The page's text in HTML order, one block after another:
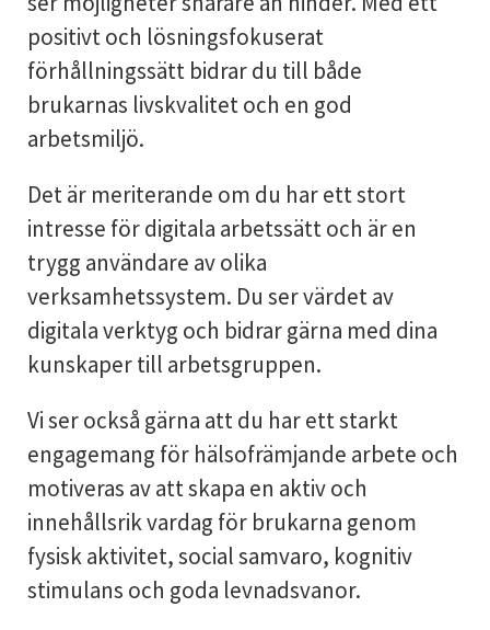
positivt och lösningsfokuserat
förhållningssätt bidrar du till både
brukarnas livskvalitet och en god
arbetsmiljö.
Det är meriterande om du har ett stort
intresse för digitala arbetssätt och är en
trygg användare av olika
verksamhetssystem. Du ser värdet av
digitala verktyg och bidrar gärna med dina
kunskaper till arbetsgruppen.
Vi ser också gärna att du har ett starkt
engagemang för hälsofrämjande arbete och
motiveras av att skapa en aktiv och
innehållsrik vardag för brukarna genom
fysisk aktivitet, social samvaro, kognitiv
stimulans och goda levnadsvanor.